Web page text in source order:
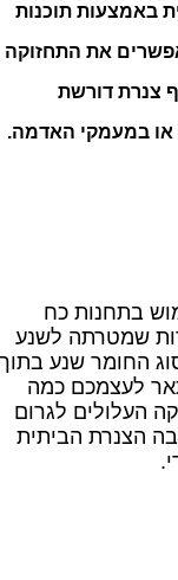
באמצעות תוכנות
את התחזוקה
צנרת דורשת
או במעמקי האדמה.
בתחנות כח
שמטרתה לשנע
החומר שנע בתוך
לעצמכם כמה
העלולים לגרום
הצנרת הביתית